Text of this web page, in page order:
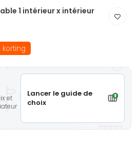
1 intérieur x intérieur
korting
et
Lancer le guide de
choix